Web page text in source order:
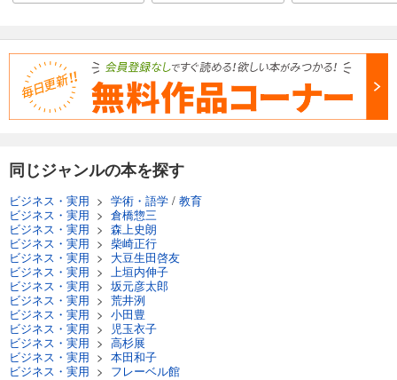
同じジャンルの本を探す
ビジネス・実用 > 学術・語学 / 教育
ビジネス・実用 > 倉橋惣三
ビジネス・実用 > 森上史朗
ビジネス・実用 > 柴崎正行
ビジネス・実用 > 大豆生田啓友
ビジネス・実用 > 上垣内伸子
ビジネス・実用 > 坂元彦太郎
ビジネス・実用 > 荒井洌
ビジネス・実用 > 小田豊
ビジネス・実用 >
児玉衣子
ビジネス・実用 > 高杉展
ビジネス・実用 > 本田和子
ビジネス・実用 > フレーベル館